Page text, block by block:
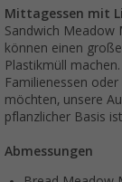
Mittagessen mit
Sandwich Meadow
können einen
Plastikmüll
Familienessen
möchten, unsere
pflanzlicher Basis
Abmessungen